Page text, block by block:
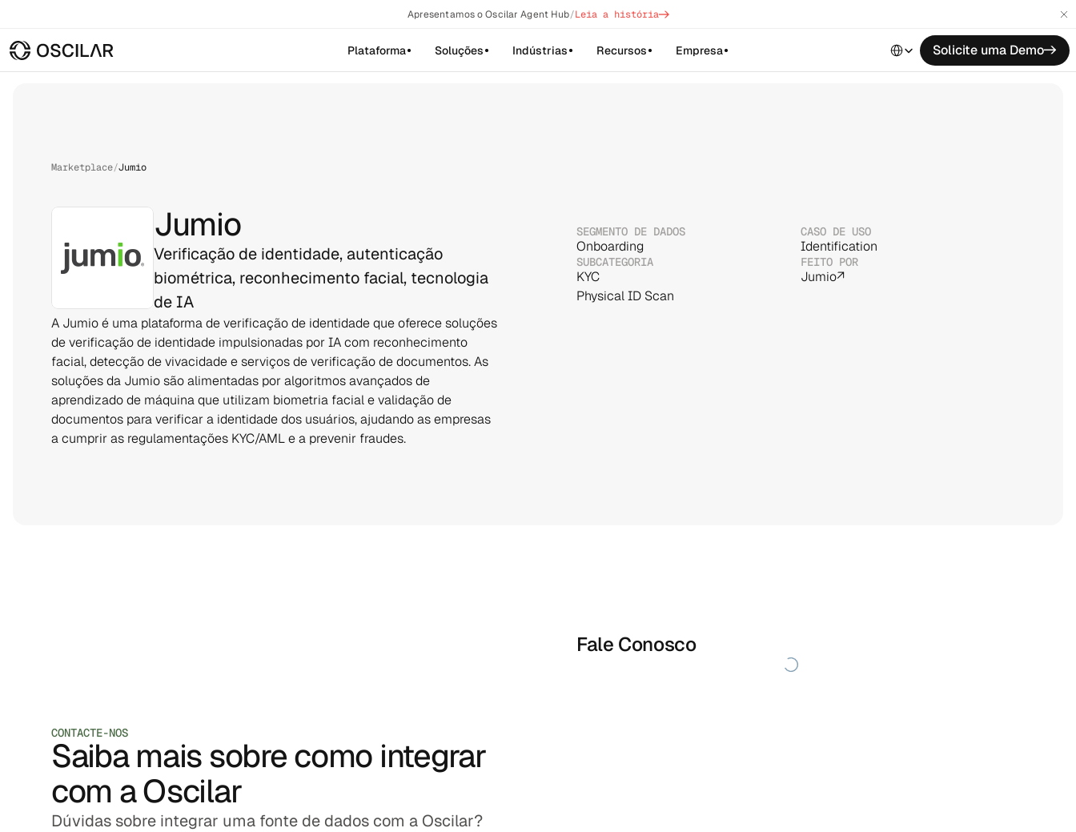
Apresentamos o Oscilar Agent Hub/Leia a história->
Plataforma Soluções Indústrias Recursos Empresa
Select LanguageSolicite uma Demo->
Marketplace/Jumio
Jumio
Verificação de identidade, autenticação
biométrica, reconhecimento facial, tecnologia
de IA
A Jumio é uma plataforma de verificação de identidade que oferece soluções
de verificação de identidade impulsionadas por IA com reconhecimento
facial, detecção de vivacidade e serviços de verificação de documentos. As
soluções da Jumio são alimentadas por algoritmos avançados de
aprendizado de máquina que utilizam biometria facial e validação de
documentos para verificar a identidade dos usuários, ajudando as empresas
a cumprir as regulamentações KYC/AML e a prevenir fraudes.
SEGMENTO DE DADOS
Onboarding
CASO DE USO
Identification
SUBCATEGORIA
KYC
Physical ID Scan
FEITO POR
Jumio↗
CONTACTE-NOS
Saiba mais sobre como integrar
com a Oscilar
Dúvidas sobre integrar uma fonte de dados com a Oscilar?
Fale Conosco